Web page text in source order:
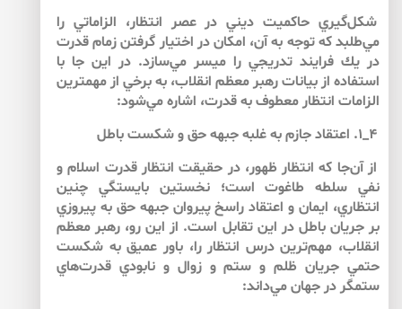
شكل‌گيري حاكميت ديني در عصر انتظار، الزاماتي را
مي‌طلبد كه توجه به‌ آن، امكان در اختيار گرفتن زمام قدرت
در يك فرايند تدريجي را ميسر مي‌سازد. در اين جا با
استفاده از بيانات رهبر معظم انقلاب، به ‌برخي از مهم‏ترين
الزامات انتظار معطوف به ‌قدرت، اشاره مي‌شود:
۴_۱. اعتقاد جازم به‌ غلبه‌ جبهه حق و شكست باطل
از آن‌جا كه انتظار ظهور، در حقيقت انتظار قدرت اسلام و
نفي سلطه طاغوت است؛ نخستين بايستگي چنين
انتظاري، ايمان و اعتقاد راسخ پيروان جبهه حق به ‌پيروزي
بر جريان باطل در اين تقابل است. از اين رو، رهبر معظم
انقلاب، مهم‌ترين درس انتظار را، باور عميق به ‌شكست
حتمي‌ جريان ظلم و ستم و زوال و نابودي قدرت‌هاي
ستمگر در جهان مي‌داند: